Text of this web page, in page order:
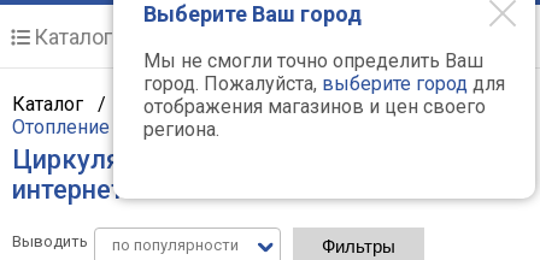
Выберите Ваш город
Мы не смогли точно определить Ваш
город. Пожалуйста, выберите город для
отображения магазинов и цен своего
региона.
Каталог
Каталог / Климат, отопление и водоснабжение/
Отопление и котлы/
Циркуляционные насосы - цены в
интернет-магазинах
Выводить по популярности Фильтры